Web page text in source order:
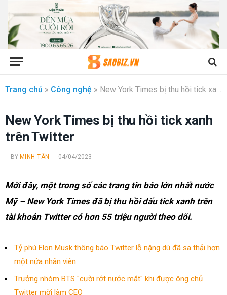
Trang chủ » Công nghệ » New York Times bị thu hồi tick xanh trên Twitter
New York Times bị thu hồi tick xanh
trên Twitter
BY MINH TÂN 04/04/2023
Mới đây, một trong số các trang tin báo lớn nhất nước
Mỹ – New York Times đã bị thu hồi dấu tick xanh trên
tài khoản Twitter có hơn 55 triệu người theo dõi.
Tỷ phú Elon Musk thông báo Twitter lỗ nặng dù đã sa thải hơn
một nửa nhân viên
Trưởng nhóm BTS "cười rớt nước mắt" khi được ông chủ
Twitter mời làm CEO